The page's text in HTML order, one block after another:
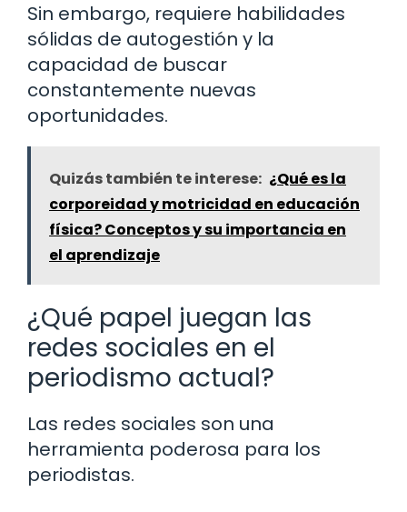
Sin embargo, requiere habilidades
sólidas de autogestión y la
capacidad de buscar
constantemente nuevas
oportunidades.
Quizás también te interese: ¿Qué es la
corporeidad y motricidad en educación
física? Conceptos y su importancia en
el aprendizaje
¿Qué papel juegan las
redes sociales en el
periodismo actual?
Las redes sociales son una
herramienta poderosa para los
periodistas.